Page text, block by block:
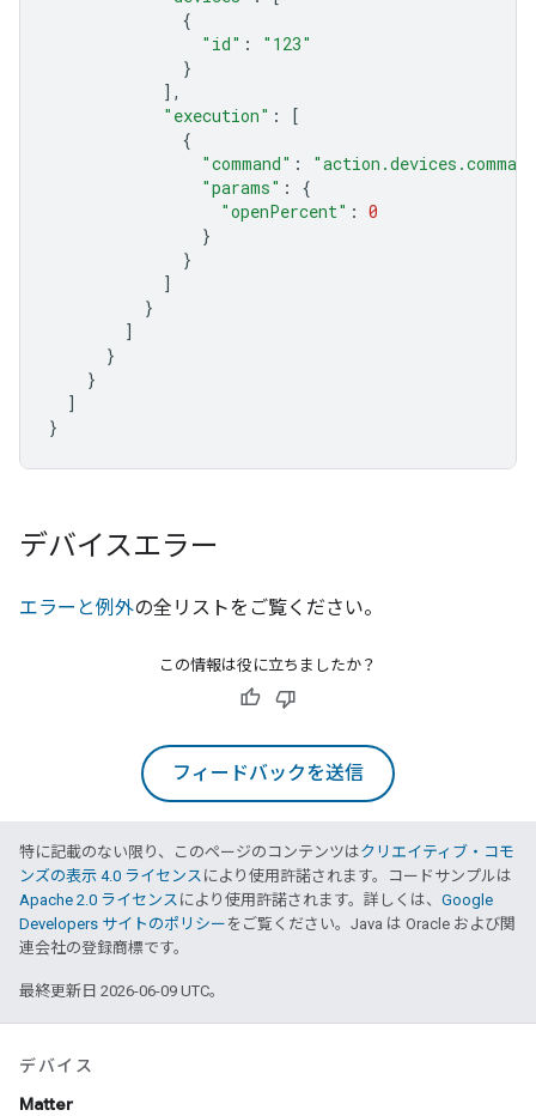
{
"id" :
"123"
}
],
"execution" :
[
{
"command" :
"params" :
{
"openPercent" : 0
}
}
]
}
]
}
}
]
}
デバイスエラー
エラーと例外の全リストをご覧ください。
この情報は役に立ちましたか？
フィードバックを送信
特に記載のない限り、このページのコンテンツはクリエイティブ・コモ
ンズの表示 4.0 ライセンス により使用許諾されます。コードサンプルは
Apache 2.0 ライセンス により使用許諾されます。詳しくは、 Google
Developers サイトのポリシー をご覧ください。Java は Oracle および関
連会社の登録商標です。
最終更新日 2026-06-09 UTC。
デバイス
Matter